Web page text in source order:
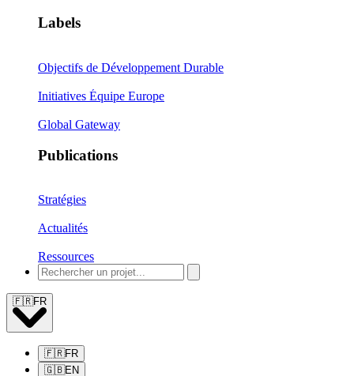
Labels
Objectifs de Développement Durable
Initiatives Équipe Europe
Global Gateway
Publications
Stratégies
Actualités
Ressources
🇫🇷FR
🇫🇷FR
🇬🇧EN